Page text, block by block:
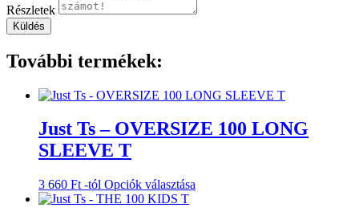
Részletek
Küldés
További termékek:
Just Ts – OVERSIZE 100 LONG
SLEEVE T
3 660 Ft -tól Opciók választása